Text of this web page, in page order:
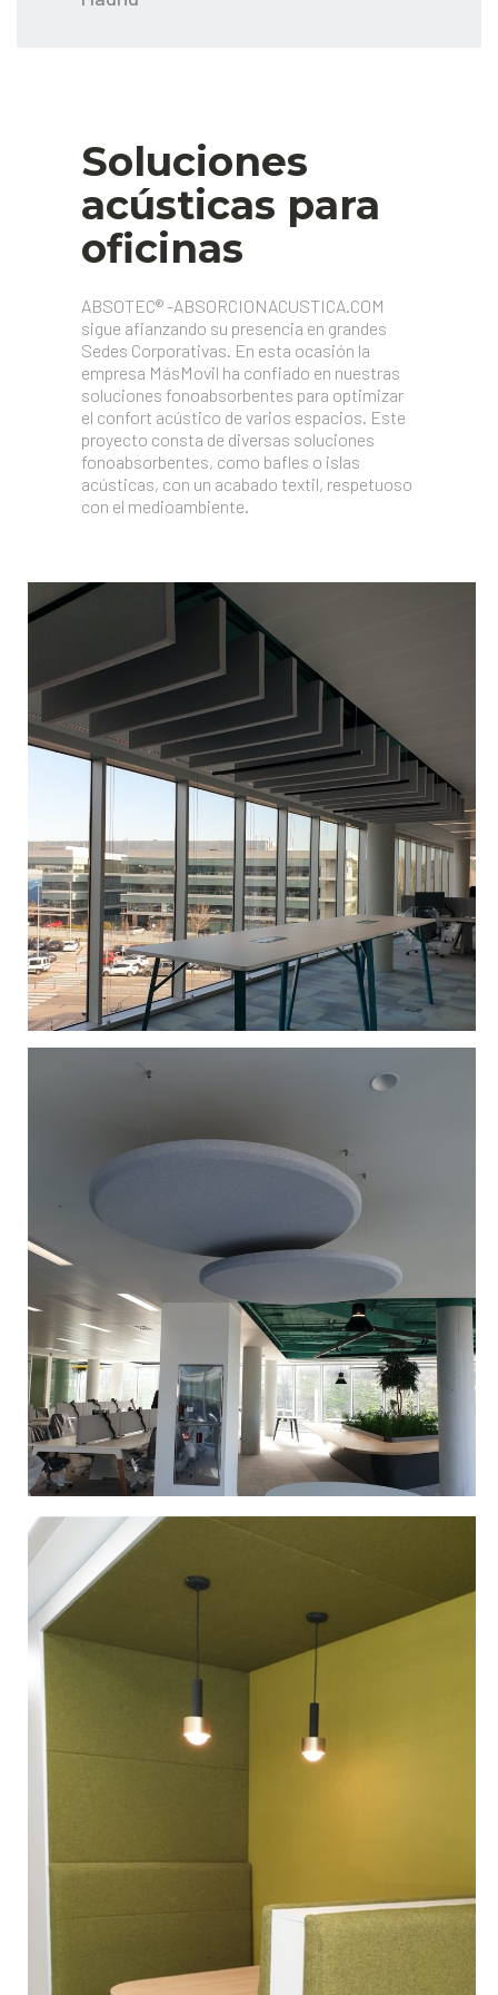
Soluciones
acústicas para
oficinas
ABSOTEC® -ABSORCIONACUSTICA.COM
sigue afianzando su presencia en grandes
Sedes Corporativas. En esta ocasión la
empresa MásMovil ha confiado en nuestras
soluciones fonoabsorbentes para optimizar
el confort acústico de varios espacios. Este
proyecto consta de diversas soluciones
fonoabsorbentes, como bafles o islas
acústicas, con un acabado textil, respetuoso
con el medioambiente.